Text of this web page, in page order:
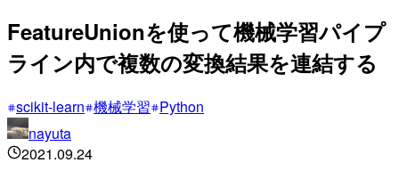
FeatureUnionを使って機械学習パイプ
ライン内で複数の変換結果を連結する
scikit-learn 機械学習 Python
nayuta
2021.09.24